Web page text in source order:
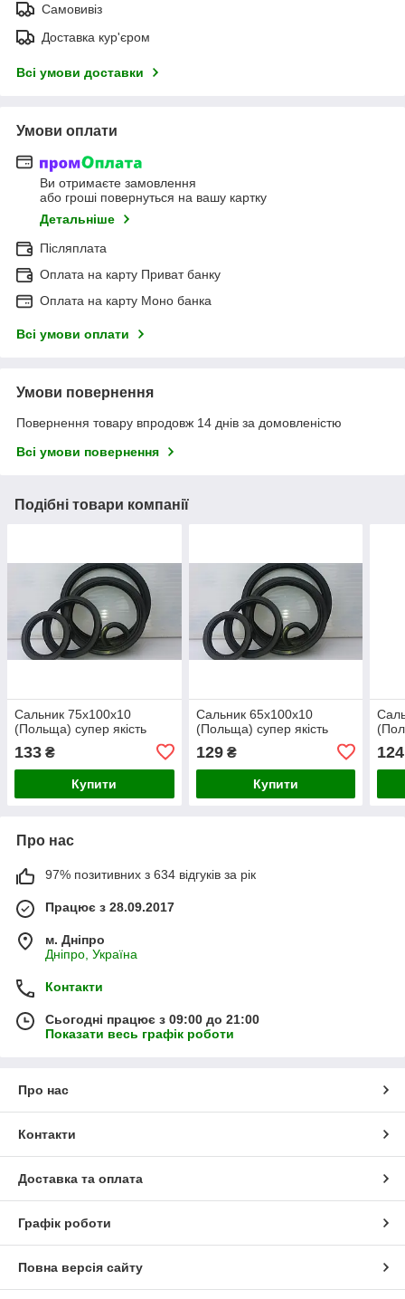
Самовивіз
Доставка кур'єром
Всі умови доставки
Умови оплати
Ви отримаєте замовлення
або гроші повернуться на вашу картку
Детальніше
Післяплата
Оплата на карту Приват банку
Оплата на карту Моно банка
Всі умови оплати
Умови повернення
Повернення товару впродовж 14 днів за домовленістю
Всі умови повернення
Подібні товари компанії
Сальник 75х100х10
(Польща) супер якість
133 ₴
Купити
Сальник 65х100х10
(Польща) супер якість
129₴
Купити
124
Про нас
97% позитивних з 634 відгуків за рік
Працює з 28.09.2017
м. Дніпро
Дніпро, Україна
Контакти
Сьогодні працює з 09:00 до 21:00
Показати весь графік роботи
Про нас
Контакти
Доставка та оплата
Графік роботи
Повна версія сайту